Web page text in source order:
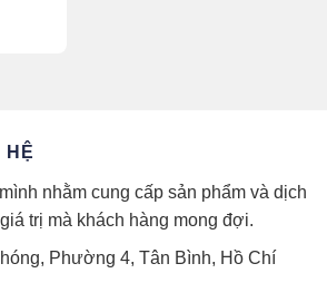
HỆ
nhằm cung cấp sản phẩm và dịch
trị mà khách hàng mong đợi.
Phường 4, Tân Bình, Hồ Chí